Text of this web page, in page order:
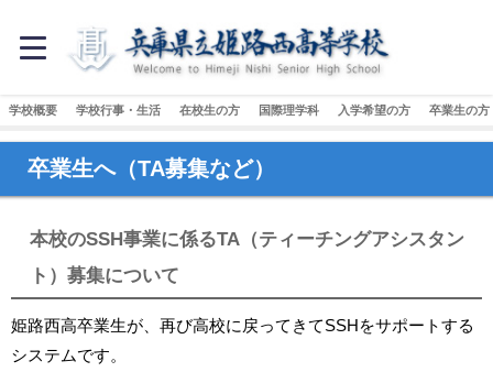
学校概要 学校行事・生活 在校生の方 国際理学科 入学希望の方 卒業生の方
卒業生へ（TA募集など）
本校のSSH事業に係るTA（ティーチングアシスタン
ト）募集について
姫路西高卒業生が、再び高校に戻ってきてSSHをサポートする
システムです。